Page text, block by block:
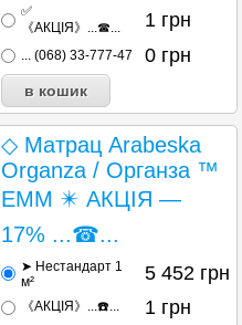
✅
《АКЦІЯ》...☎...
1 грн
... (068) 33-777-47 0 грн
◇ Матрац Arabeska
Organza / Органза ™
ЕММ ✴️ АКЦІЯ —
17% ...☎...
➤ Нестандарт 1
м²
5 452 грн
《АКЦІЯ》...☎️... 1 грн